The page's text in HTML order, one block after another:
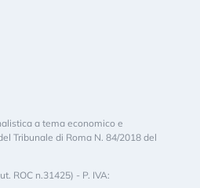
a tema economico e
Tribunale di Roma N. 84/2018 del
ROC n.31425) - P. IVA: